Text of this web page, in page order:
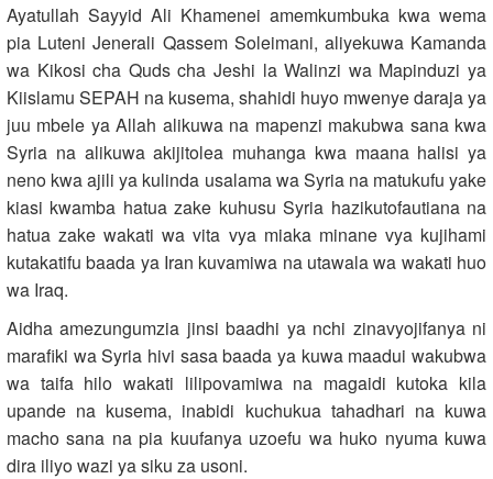
Ayatullah Sayyid Ali Khamenei amemkumbuka kwa wema
pia Luteni Jenerali Qassem Soleimani, aliyekuwa Kamanda
wa Kikosi cha Quds cha Jeshi la Walinzi wa Mapinduzi ya
Kiislamu SEPAH na kusema, shahidi huyo mwenye daraja ya
juu mbele ya Allah alikuwa na mapenzi makubwa sana kwa
Syria na alikuwa akijitolea muhanga kwa maana halisi ya
neno kwa ajili ya kulinda usalama wa Syria na matukufu yake
kiasi kwamba hatua zake kuhusu Syria hazikutofautiana na
hatua zake wakati wa vita vya miaka minane vya kujihami
kutakatifu baada ya Iran kuvamiwa na utawala wa wakati huo
wa Iraq.
Aidha amezungumzia jinsi baadhi ya nchi zinavyojifanya ni
marafiki wa Syria hivi sasa baada ya kuwa maadui wakubwa
wa taifa hilo wakati lilipovamiwa na magaidi kutoka kila
upande na kusema, inabidi kuchukua tahadhari na kuwa
macho sana na pia kuufanya uzoefu wa huko nyuma kuwa
dira iliyo wazi ya siku za usoni.